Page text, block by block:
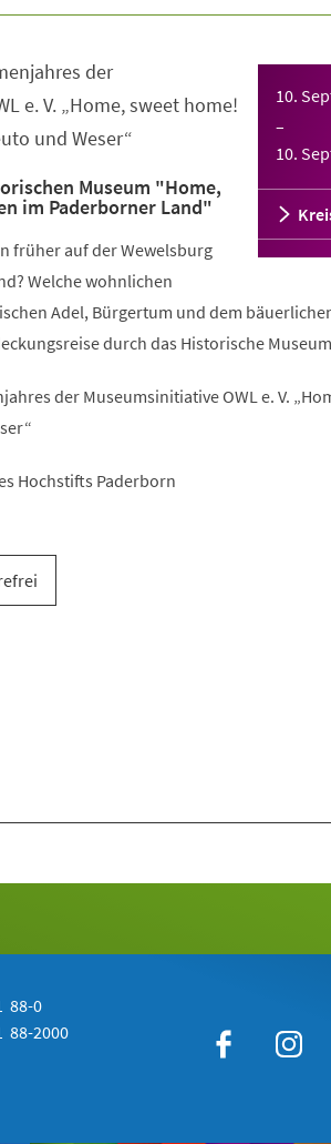
10.
–
10.
der
e. V. „Home, sweet home!
und Weser“
Museum "Home,
im Paderborner Land"
früher auf der Wewelsburg
Welche wohnlichen
Adel, Bürgertum und dem
durch das Historische
der Museumsinitiative OWL e. V.
Hochstifts Paderborn
88-0
88-2000